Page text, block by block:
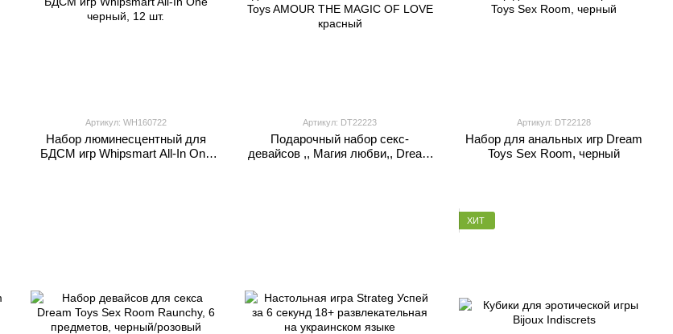
Артикул: WH160722
Набор люминесцентный для
БДСМ игр Whipsmart All-In One
Артикул: DT22223
Подарочный набор секс-
девайсов ,, Магия любви,, Dream
Артикул: DT22128
Набор для анальных игр Dream
Toys Sex Room, черный
ХИТ